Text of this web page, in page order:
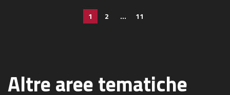
Paginazione degli
1 2 … 11
Altre aree tematiche